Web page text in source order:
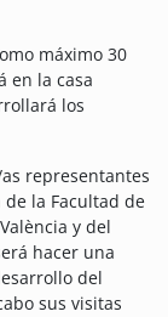
máximo 30
en la casa
los
as representantes
la Facultad de
y del
hacer una
del
sus visitas